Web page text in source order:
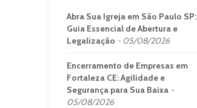
Abra Sua Igreja em São Paulo SP:
Guia Essencial de Abertura e
Legalização
05/08/2026
Encerramento de Empresas em
Fortaleza CE: Agilidade e
Segurança para Sua Baixa
05/08/2026